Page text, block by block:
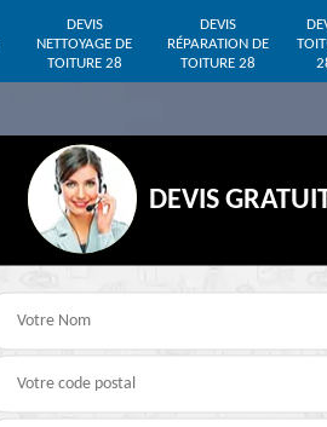
DEVIS
NETTOYAGE DE
TOITURE 28
DEVIS
RÉPARATION DE
TOITURE 28
Entreprise de toiture
DEVIS